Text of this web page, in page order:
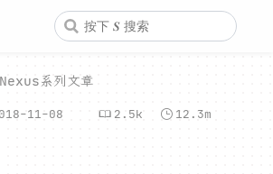
Nexus系列文章
11-08 2.5k 12.3m